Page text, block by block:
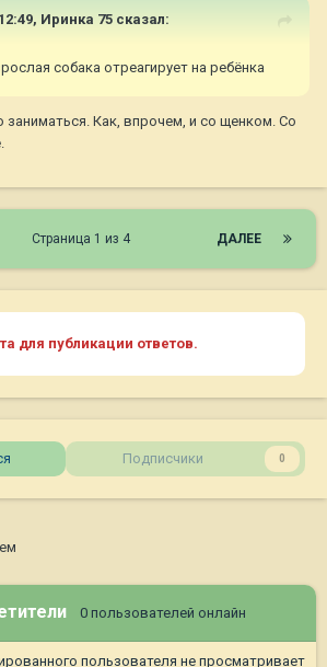
Иринка 75 сказал:
собака отреагирует на ребёнка
заниматься. Как, впрочем, и со щенком. Со
ДАЛЕЕ
Страница 1 из 4
для публикации ответов.
Подписчики 0
0 пользователей онлайн
пользователя не просматривает